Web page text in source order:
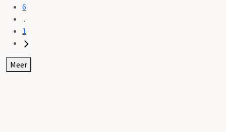
6
...
1
Meer